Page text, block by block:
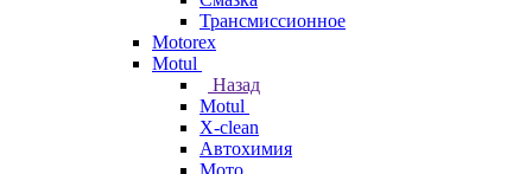
Трансмиссионное
Motorex
Motul
Назад
Motul
X-clean
Автохимия
Мото